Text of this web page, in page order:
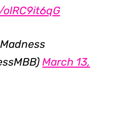
March 13,